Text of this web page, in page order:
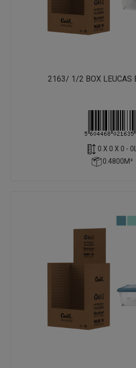
2163/ 1/2 BOX LEUCAS
0 X 0 X 0 - 0L
0.4800M³